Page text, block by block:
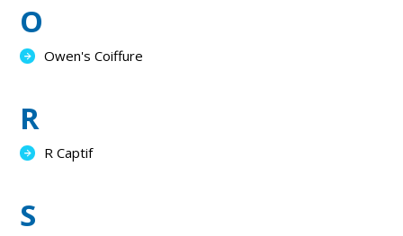
O
Owen's Coiffure
R
R Captif
S